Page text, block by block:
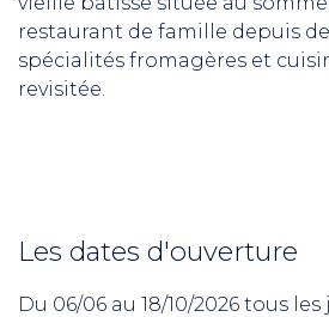
restaurant de famille depuis
spécialités fromagères et
revisitée.
Les dates d'ouverture
Du 06/06 au 18/10/2026 tous